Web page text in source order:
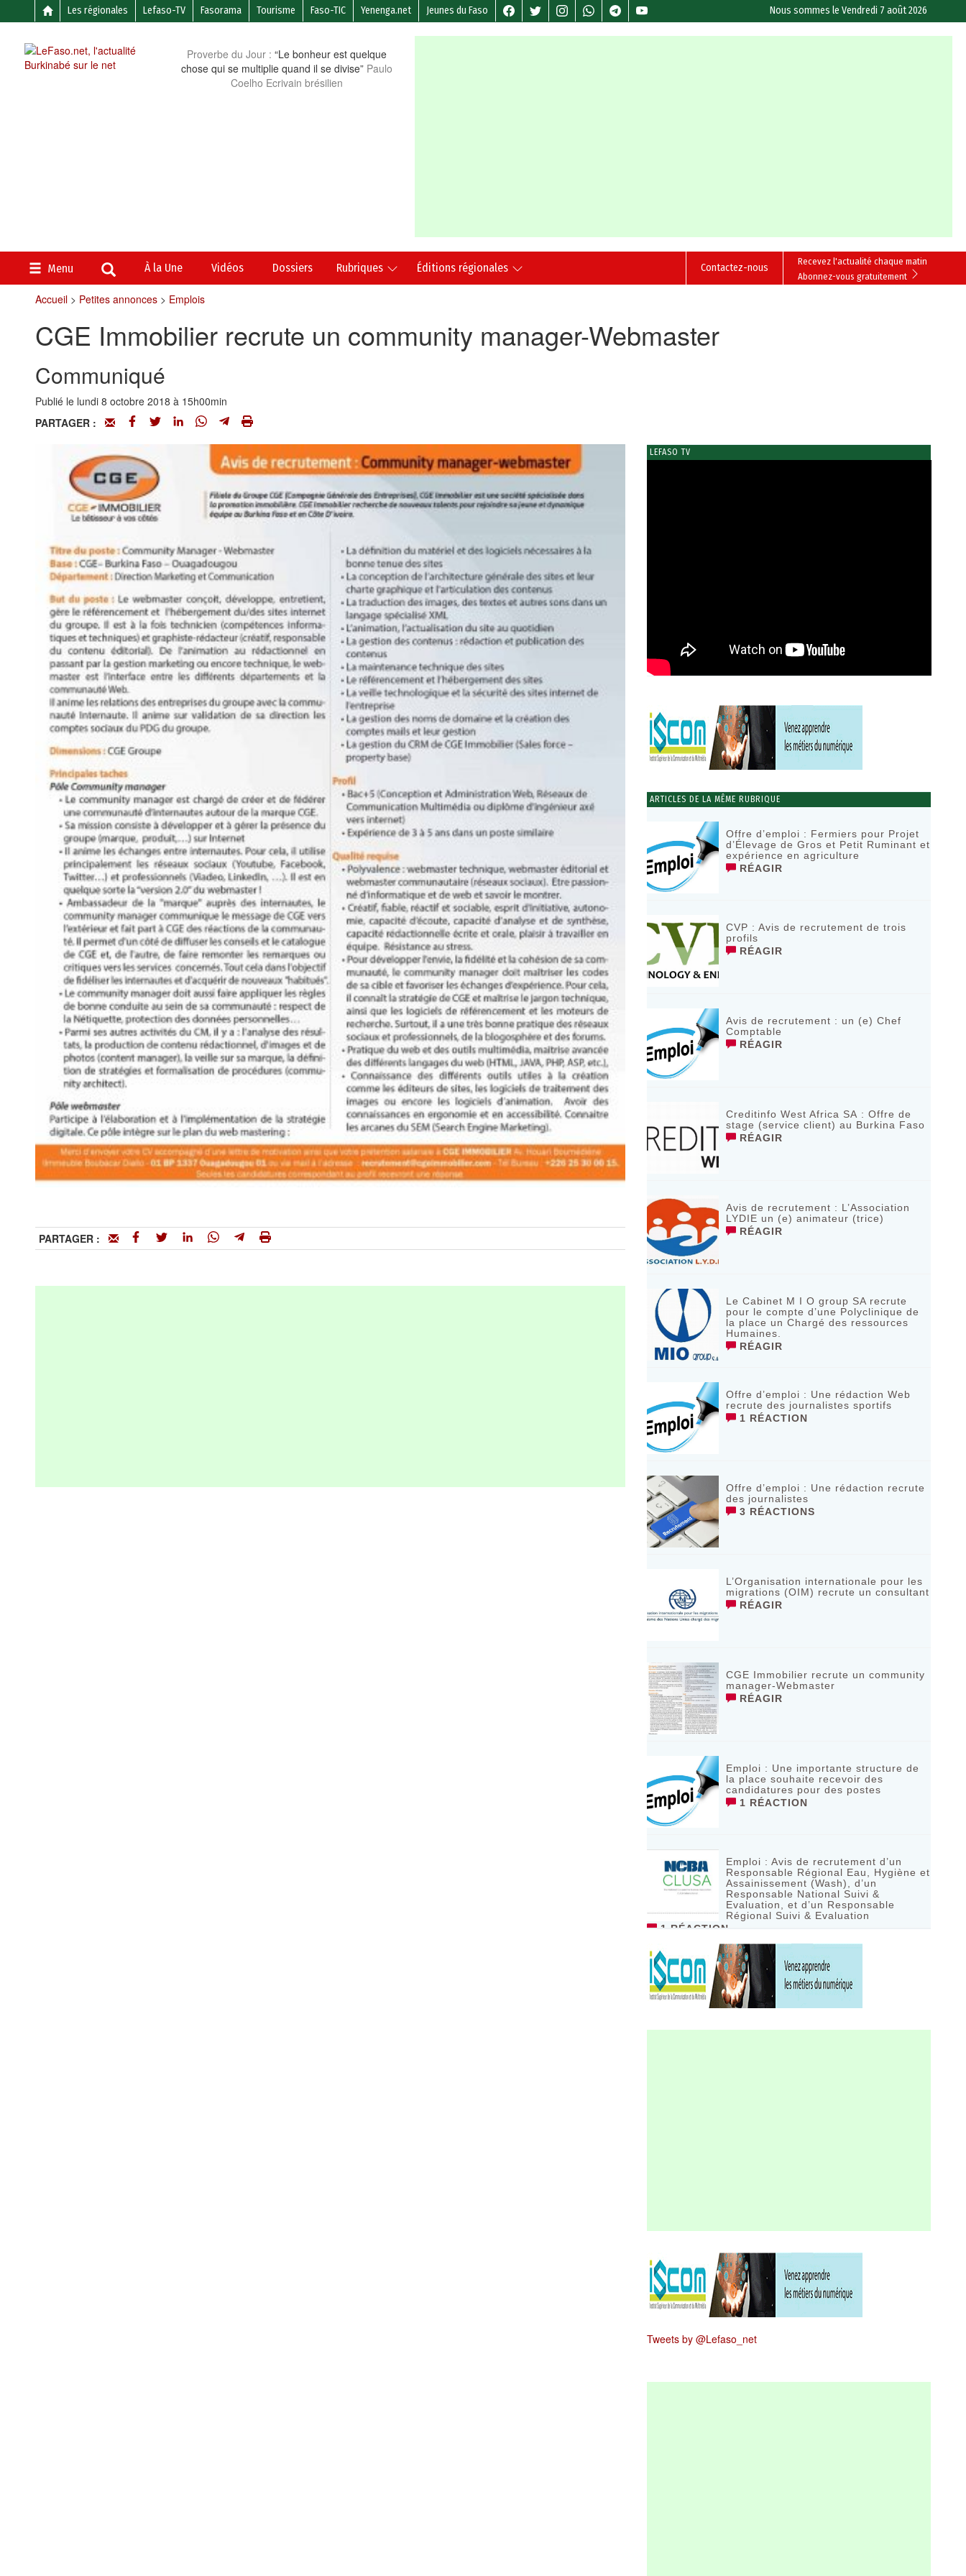
Les régionales Lefaso-TV Fasorama Tourisme Faso-TIC Yenenga.net Jeunes du Faso Nous sommes leVendredi 7 août 2026
Proverbe du Jour : “Le bonheur est quelque
chose qui se multiplie quand il se divise” Paulo
Coelho Ecrivain brésilien
Menu À la Une Vidéos Dossiers Rubriques Éditions régionales
Recevez l'actualité chaque matin
Abonnez-vous gratuitement
Contactez-nous
Accueil> Petites annonces> Emplois
CGE Immobilier recrute un community manager-Webmaster
Communiqué
Publié le lundi 8 octobre 2018 à 15h00min
PARTAGER :
PARTAGER :
LEFASO TV
ARTICLES DE LA MÊME RUBRIQUE
Offre d’emploi : Fermiers pour Projet
d’Élevage de Gros et Petit Ruminant et
expérience en agriculture
RÉAGIR
CVP : Avis de recrutement de trois
profils
RÉAGIR
Avis de recrutement : un (e) Chef
Comptable
RÉAGIR
Creditinfo West Africa SA : Offre de
stage (service client) au Burkina Faso
RÉAGIR
Avis de recrutement : L’Association
LYDIE un (e) animateur (trice)
RÉAGIR
Le Cabinet M I O group SA recrute
pour le compte d’une Polyclinique de
la place un Chargé des ressources
Humaines.
RÉAGIR
Offre d’emploi : Une rédaction Web
recrute des journalistes sportifs
1 RÉACTION
Offre d’emploi : Une rédaction recrute
des journalistes
3 RÉACTIONS
L’Organisation internationale pour les
migrations (OIM) recrute un consultant
RÉAGIR
CGE Immobilier recrute un community
manager-Webmaster
RÉAGIR
Emploi : Une importante structure de
la place souhaite recevoir des
candidatures pour des postes
1 RÉACTION
Emploi : Avis de recrutement d’un
Responsable Régional Eau, Hygiène et
Assainissement (Wash), d’un
Responsable National Suivi &
Evaluation, et d’un Responsable
Régional Suivi & Evaluation
1 RÉACTION
Tweets by @Lefaso_net